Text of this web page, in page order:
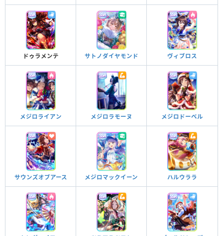
ドゥラメンテ サトノダイヤモンド ヴィブロス
メジロライアン メジロラモーヌ メジロドーベル
サウンズオブアース メジロマックイーン ハルウララ